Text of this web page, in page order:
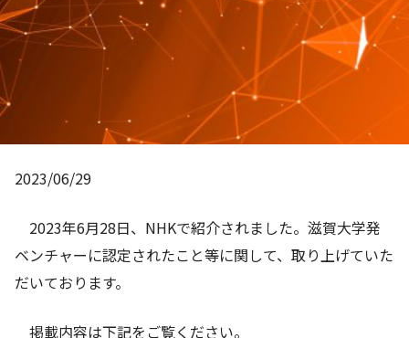
2023/06/29
2023年6月28日、NHKで紹介されました。滋賀大学発
ベンチャーに認定されたこと等に関して、取り上げていた
だいております。
掲載内容は下記をご覧ください。